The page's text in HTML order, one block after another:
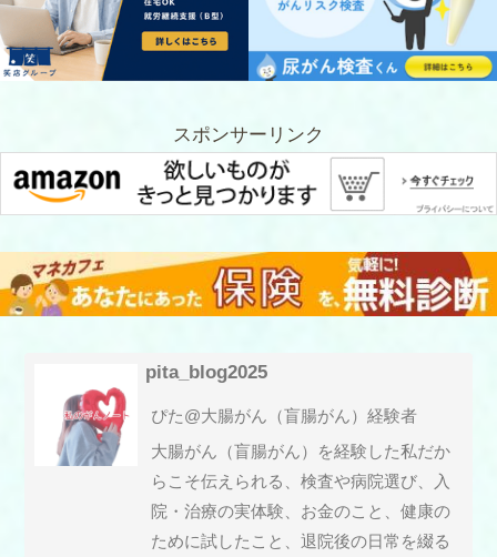
スポンサーリンク
pita_blog2025
ぴた@大腸がん（盲腸がん）経験者
大腸がん（盲腸がん）を経験した私だか
らこそ伝えられる、検査や病院選び、入
院・治療の実体験、お金のこと、健康の
ために試したこと、退院後の日常を綴る